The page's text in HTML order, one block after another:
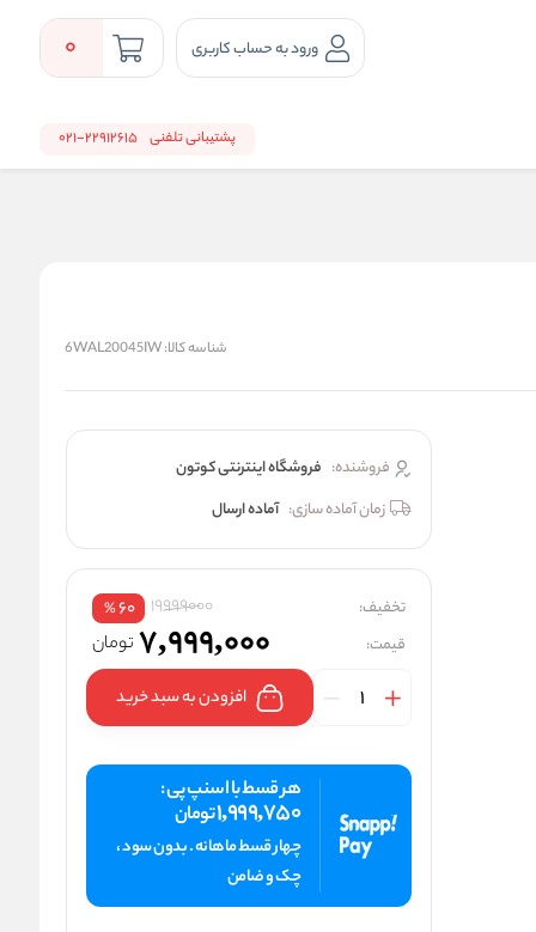
ورود به حساب کاربری 0
پشتیبانی تلفنی 22912615-021
شناسه کالا:6WAL20045IW
فروشنده: فروشگاه اینترنتی کوتون
زمان آماده سازی: آماده ارسال
تخفیف: 19999000
60
%
قیمت: 7,999,000 تومان
افزودن به سبد خرید
هر قسط با اسنپ پی :
1,999,750تومان
چهار قسط ماهانه . بدون سود ،
چک و ضامن